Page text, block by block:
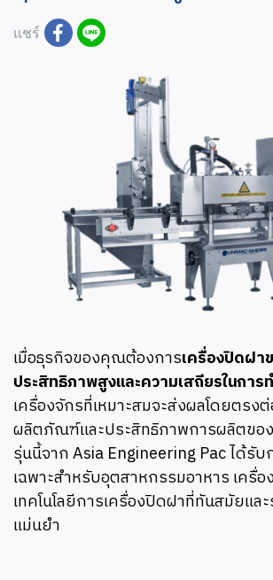
แชร์
เมื่อธุรกิจของคุณต้องการเครื่องปิดฝา
ประสิทธิภาพสูงและความเสถียรในการ
เครื่องจักรที่เหมาะสมจะส่งผลโดยตร
ผลิตภัณฑ์และประสิทธิภาพการผลิตข
รุ่นนี้จาก Asia Engineering Pac ได้รั
เฉพาะสำหรับอุตสาหกรรมอาหาร เครื่
เทคโนโลยีการเครื่องปิดฝาที่ทันสมัยแ
แม่นยำ